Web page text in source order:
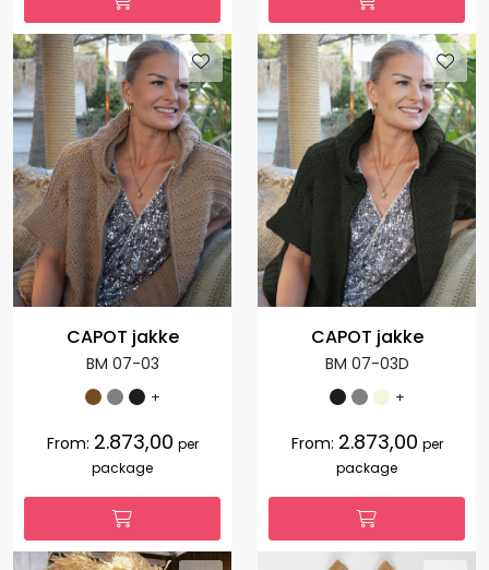
CAPOT jakke
BM 07-03
+
From: 2.873,00 per
package
CAPOT jakke
BM 07-03D
+
From: 2.873,00 per
package